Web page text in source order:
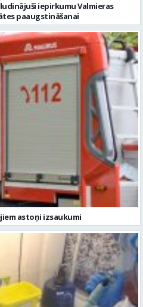
iepirkumu Valmieras
paaugstināšanai
astoņi izsaukumi